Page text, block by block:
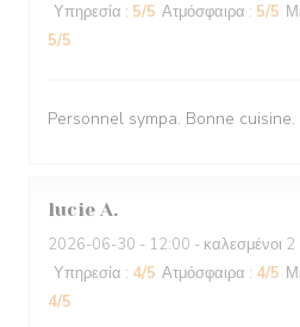
Υπηρεσία : 5/5 Ατμόσφαιρα : 5/5
5/5
Personnel sympa. Bonne cuisine.
lucie A
2026-06-30 - 12:00 - καλεσμένοι 2
Υπηρεσία : 4/5 Ατμόσφαιρα : 4/5
4/5